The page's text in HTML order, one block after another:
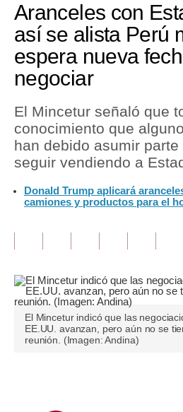
Perú
Política
Tu Dinero
Finanzas Personales
Inmobiliarias
Plus G
Opinión
Pregunta de hoy
Blogs
Tendencias
Lujo
Aranceles con
así se alista Perú
espera nueva
negociar
El Mincetur señaló que
conocimiento que
han debido asumir
seguir vendiendo a
Donald Trump aplicará
camiones y productos para el
El Mincetur indicó que las
EE.UU. avanzan, pero aún no se
reunión. (Imagen: Andina)